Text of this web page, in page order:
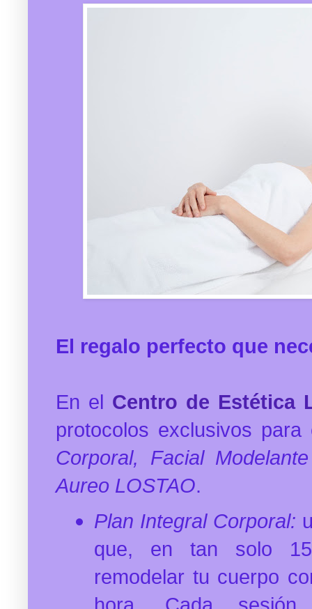
El regalo perfecto que
En el Centro de Estética
protocolos exclusivos
Corporal, Facial
Aureo LOSTAO.
Plan Integral Corporal:
que, en tan solo
remodelar tu cuerpo
hora. Cada